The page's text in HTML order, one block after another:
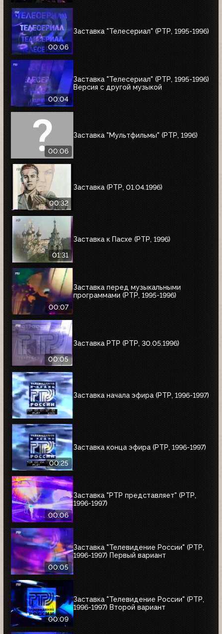
00:06
Заставка "Телесериал" (РТР, 1995-1996)
00:04
Заставка "Телесериал" (РТР, 1995-1996)
Версия с другой музыкой
00:06
Заставка "Мультфильмы" (РТР, 1996)
00:32
Заставка (РТР, 01.04.1996)
01:31
Заставка к Пасхе (РТР, 1996)
00:07
Заставка перед музыкальными
программами (РТР, 1995-1996)
00:05
Заставка РТР (РТР, 30.05.1996)
Заставка начала эфира (РТР, 1996-1997)
00:25
Заставка конца эфира (РТР, 1996-1997)
00:06
Заставка "РТР представляет" (РТР,
1996-1997)
00:05
Заставка "Телевидение России" (РТР,
1996-1997) Первый вариант
00:09
Заставка "Телевидение России" (РТР,
1996-1997) Второй вариант